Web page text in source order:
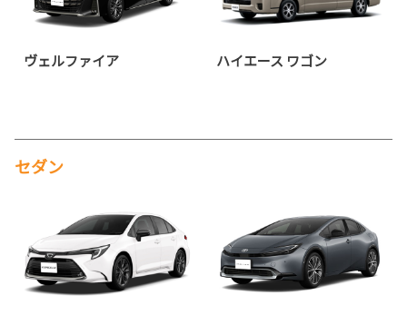
ヴェルファイア ハイエース ワゴン
セダン